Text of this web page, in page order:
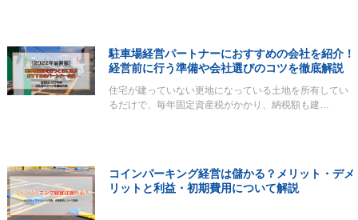
駐車場経営パートナーにおすすめの会社を紹介！
経営前に行う準備や会社選びのコツを徹底解説
住宅が建っていない更地になっている土地を所有してい
るだけで、毎年固定資産税がかかり、納税額も建…
コインパーキング経営は儲かる？メリット・デメ
リットと利益・初期費用について解説